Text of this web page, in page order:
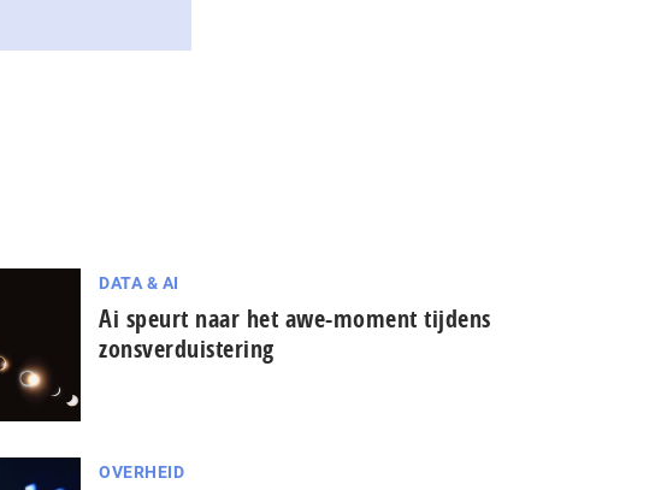
DATA & AI
Ai speurt naar het awe-moment tijdens
zonsverduistering
OVERHEID